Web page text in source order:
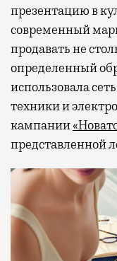
презентацию в
современный
продавать не
определенный
использовала
техники и
кампании
представленной